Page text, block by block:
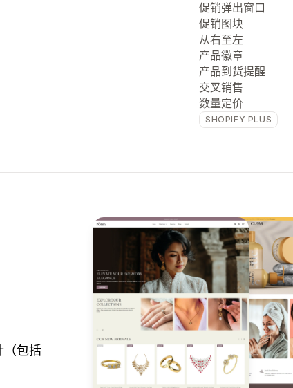
促销弹出窗口
促销图块
从右至左
产品徽章
产品到货提醒
交叉销售
数量定价
SHOPIFY PLUS
（包括